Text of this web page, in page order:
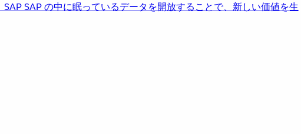
SAPSAP の中に眠っているデータを開放することで、新しい価値を生